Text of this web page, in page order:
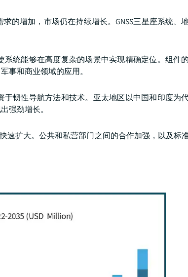
的增加，市场仍在持续增长。GNSS三星座系统、
统能够在高度复杂的场景中实现精确定位。组件
事和商业领域的应用。
韧性导航方法和技术。亚太地区以中国和印度为
强劲增长。
速扩大。公共和私营部门之间的合作加强，以及标